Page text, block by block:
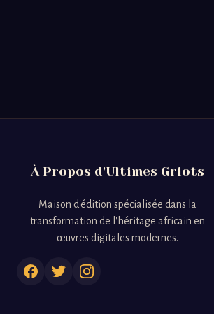
À Propos d'Ultimes Griots
Maison d'édition spécialisée dans la
transformation de l'héritage africain en
œuvres digitales modernes.